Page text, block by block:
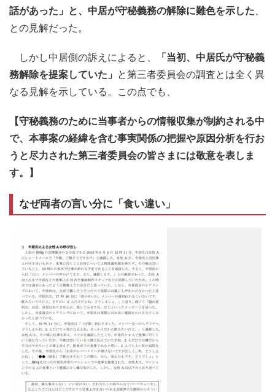
話があった」と、中居が守秘義務の解除に難色を示した
との見解だった。
しかし中居側の訴えによると、
「当初、中居氏が守秘義
務解除を提案していた」
と第三者委員会の調査とは全く異
なる見解を示している。この点でも、
【守秘義務のために当事者からの情報収集が制約される中
で、本事案の経緯を含む事実関係の把握や原因分析を行お
うと尽力された第三者委員会の皆さまには敬意を表しま
す。】
なぜ両者の言い分に「食い違い」